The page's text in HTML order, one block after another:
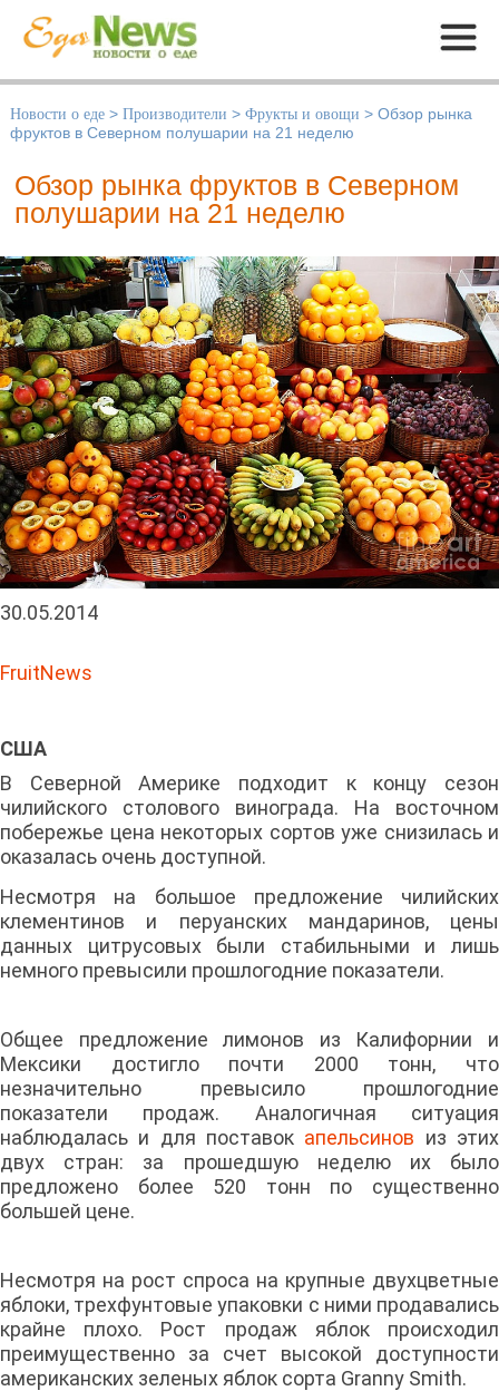
Меню
Новости о еде > Производители > Фрукты и овощи > Обзор рынка
фруктов в Северном полушарии на 21 неделю
Обзор рынка фруктов в Северном
полушарии на 21 неделю
30.05.2014
FruitNews
США
В Северной Америке подходит к концу сезон
чилийского столового винограда. На восточном
побережье цена некоторых сортов уже снизилась и
оказалась очень доступной.
Несмотря на большое предложение чилийских
клементинов и перуанских мандаринов, цены
данных цитрусовых были стабильными и лишь
немного превысили прошлогодние показатели.
Общее предложение лимонов из Калифорнии и
Мексики достигло почти 2000 тонн, что
незначительно превысило прошлогодние
показатели продаж. Аналогичная ситуация
наблюдалась и для поставок апельсинов из этих
двух стран: за прошедшую неделю их было
предложено более 520 тонн по существенно
большей цене.
Несмотря на рост спроса на крупные двухцветные
яблоки, трехфунтовые упаковки с ними продавались
крайне плохо. Рост продаж яблок происходил
преимущественно за счет высокой доступности
американских зеленых яблок сорта Granny Smith.